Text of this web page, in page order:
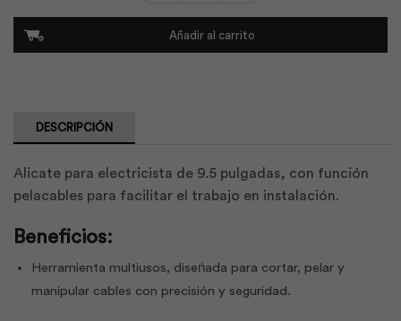
Añadir al carrito
DESCRIPCIÓN
Alicate para electricista de 9.5 pulgadas, con función
pelacables para facilitar el trabajo en instalación.
Beneficios:
Herramienta multiusos, diseńada para cortar, pelar y
manipular cables con precisión y seguridad.